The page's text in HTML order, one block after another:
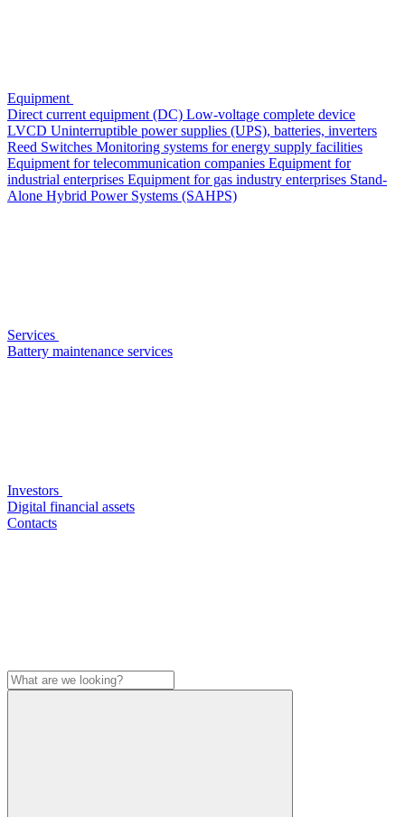
Equipment
Direct current equipment (DC) Low-voltage complete device
LVCD Uninterruptible power supplies (UPS), batteries, inverters
Reed Switches Monitoring systems for energy supply facilities
Equipment for telecommunication companies Equipment for
industrial enterprises Equipment for gas industry enterprises Stand-
Alone Hybrid Power Systems (SAHPS)
Services
Battery maintenance services
Investors
Digital financial assets
Contacts